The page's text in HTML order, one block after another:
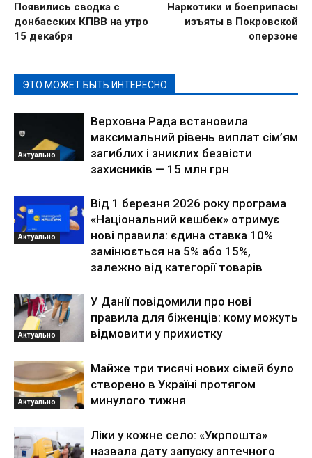
Появились сводка с
донбасских КПВВ на утро
15 декабря
Наркотики и боеприпасы
изъяты в Покровской
оперзоне
ЭТО МОЖЕТ БЫТЬ ИНТЕРЕСНО
Актуально
Верховна Рада встановила
максимальний рівень виплат сім’ям
загиблих і зниклих безвісти
захисників — 15 млн грн
Актуально
Від 1 березня 2026 року програма
«Національний кешбек» отримує
нові правила: єдина ставка 10%
замінюється на 5% або 15%,
залежно від категорії товарів
Актуально
У Данії повідомили про нові
правила для біженців: кому можуть
відмовити у прихистку
Актуально
Майже три тисячі нових сімей було
створено в Україні протягом
минулого тижня
Ліки у кожне село: «Укрпошта»
назвала дату запуску аптечного